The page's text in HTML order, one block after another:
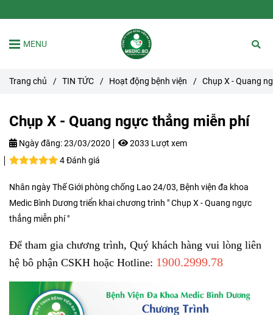
MENU
Trang chủ / TIN TỨC / Hoạt động bệnh viện / Chụp X - Quang
Chụp X - Quang ngực thẳng miễn phí
Ngày đăng:23/03/2020
2033 Lượt xem
4 Đánh giá
Nhân ngày Thế Giới phòng chống Lao 24/03, Bệnh viện đa khoa
Medic Bình Dương triển khai chương trình " Chụp X - Quang ngực
thẳng miễn phí "
Để tham gia chương trình, Quý khách hàng vui lòng liên
hệ bô phận CSKH hoặc Hotline: 1900.2999.78